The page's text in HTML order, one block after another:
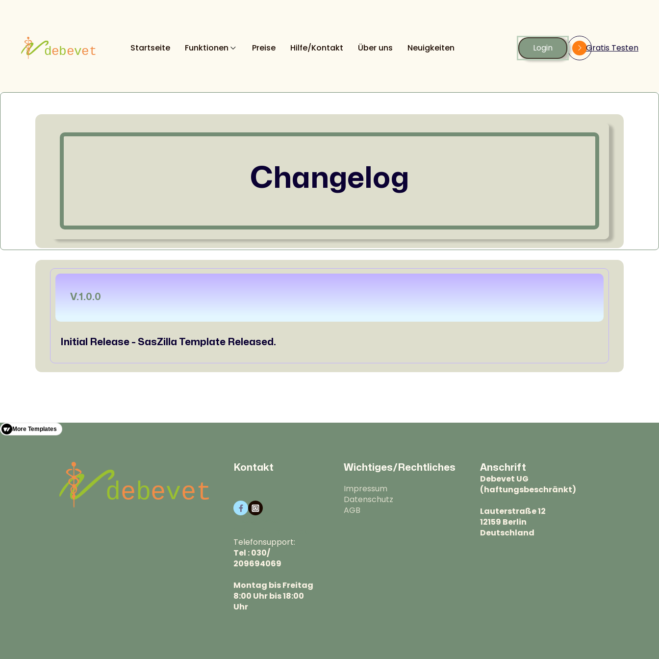
Startseite Funktionen Preise Hilfe/Kontakt Über uns Neuigkeiten Login Gratis Testen
Changelog
V.1.0.0
Initial Release - SasZilla Template Released.
More Templates
Kontakt
Telefonsupport:
Tel : 030/
209694069
Montag bis Freitag
8:00 Uhr bis 18:00
Uhr
Wichtiges/Rechtliches
Impressum
Datenschutz
AGB
Anschrift
Debevet UG
(haftungsbeschränkt)
Lauterstraße 12
12159 Berlin
Deutschland